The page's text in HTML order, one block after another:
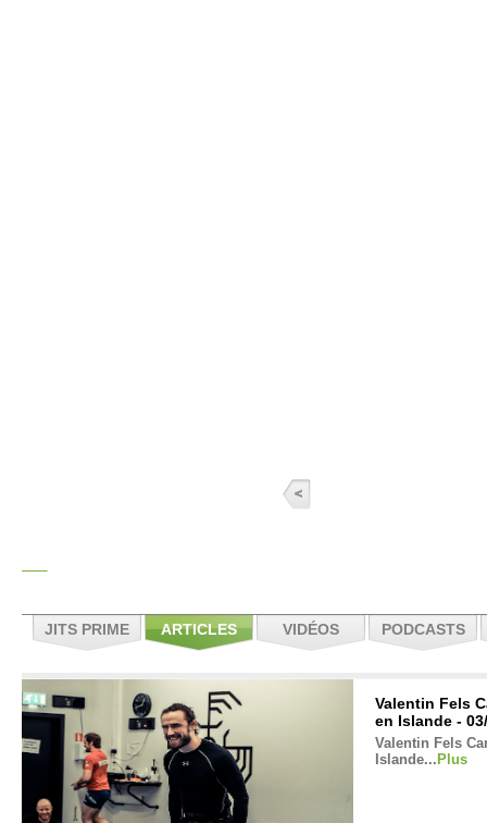
JITS PRIME ARTICLES VIDÉOS PODCASTS
Valentin Fels
en Islande -
Valentin Fels
Islande... Plus